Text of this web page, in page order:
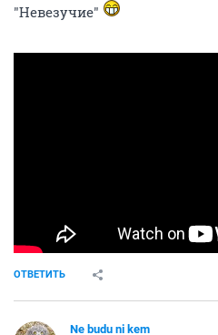
"Невезучие"
ОТВЕТИТЬ
Ne budu ni kem